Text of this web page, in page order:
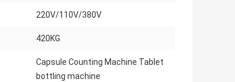
220V/110V/380V
420KG
Capsule Counting Machine Tablet
bottling machine